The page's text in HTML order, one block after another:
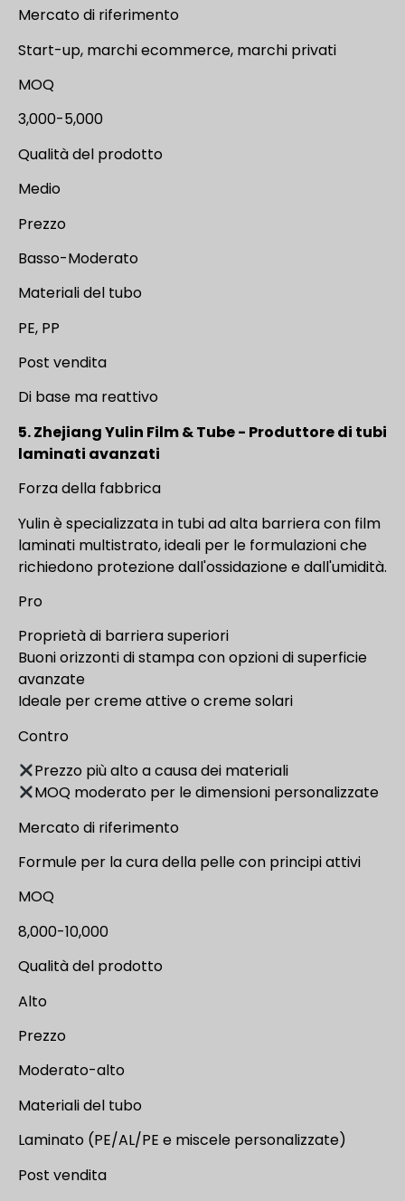
Mercato di riferimento
Start-up, marchi ecommerce, marchi privati
MOQ
3,000-5,000
Qualità del prodotto
Medio
Prezzo
Basso-Moderato
Materiali del tubo
PE, PP
Post vendita
Di base ma reattivo
5. Zhejiang Yulin Film & Tube - Produttore di tubi
laminati avanzati
Forza della fabbrica
Yulin è specializzata in tubi ad alta barriera con film
laminati multistrato, ideali per le formulazioni che
richiedono protezione dall'ossidazione e dall'umidità.
Pro
Proprietà di barriera superiori
Buoni orizzonti di stampa con opzioni di superficie
avanzate
Ideale per creme attive o creme solari
Contro
Prezzo più alto a causa dei materiali
MOQ moderato per le dimensioni personalizzate
Mercato di riferimento
Formule per la cura della pelle con principi attivi
MOQ
8,000-10,000
Qualità del prodotto
Alto
Prezzo
Moderato-alto
Materiali del tubo
Laminato (PE/AL/PE e miscele personalizzate)
Post vendita